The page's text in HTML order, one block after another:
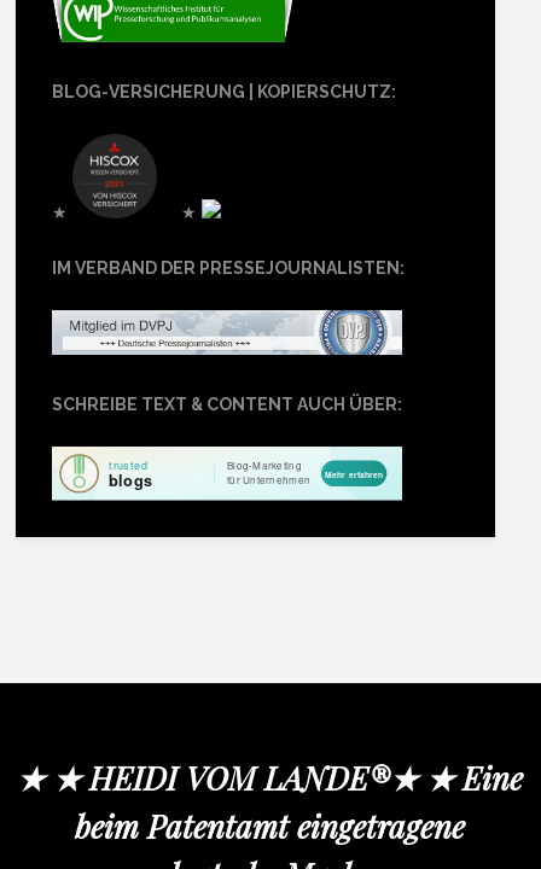
BLOG-VERSICHERUNG | KOPIERSCHUTZ:
★ ★
IM VERBAND DER PRESSEJOURNALISTEN:
SCHREIBE TEXT & CONTENT AUCH ÜBER:
★ ★ HEIDI VOM LANDE®★ ★ Eine
beim Patentamt eingetragene